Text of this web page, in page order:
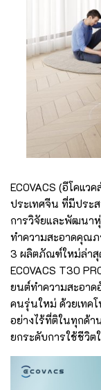
ECOVACS (อีโคแว
ประเทศจีน ที่มีประ
การวิจัยและพัฒนา
ทำความสะอาดคุณภ
3 ผลิตภัณฑ์ใหม่ล่าสุด
ECOVACS T30
ยนต์ทำความสะอาด
คนรุ่นใหม่ ด้วยเทค
อย่างไร้ที่ติในทุกด้
ยกระดับการใช้ชีวิต